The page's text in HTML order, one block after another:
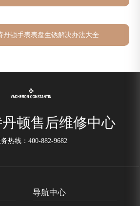
丹顿手表表盘生锈解决办法大全
丹顿售后维修中心
热线： 400-882-9682
导航中心